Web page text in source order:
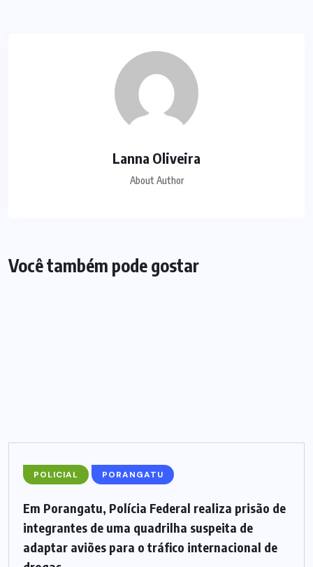
Lanna Oliveira
About Author
Você também pode gostar
POLICIAL PORANGATU
Em Porangatu, Polícia Federal realiza prisão de
integrantes de uma quadrilha suspeita de
adaptar aviões para o tráfico internacional de